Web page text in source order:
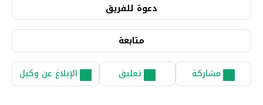
دعوة للفريق
متابعة
مشاركة تعليق الإبلاغ عن وكيل